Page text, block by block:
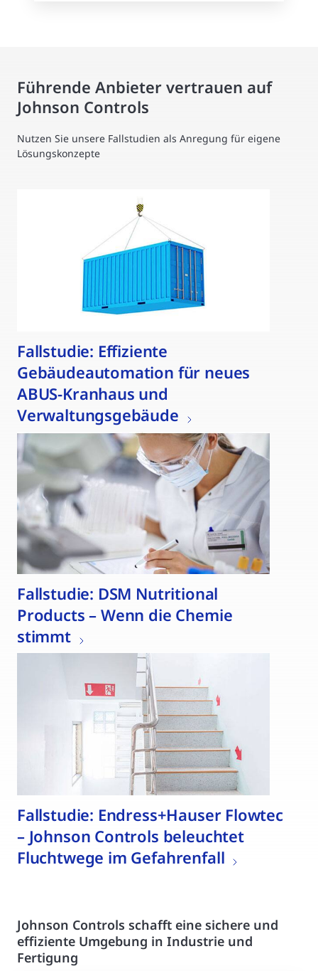
Führende Anbieter vertrauen auf
Johnson Controls
Nutzen Sie unsere Fallstudien als Anregung für eigene
Lösungskonzepte
Fallstudie: Effiziente
Gebäudeautomation für neues
ABUS-Kranhaus und
Verwaltungsgebäude
Fallstudie: DSM Nutritional
Products – Wenn die Chemie
stimmt
Fallstudie: Endress+Hauser Flowtec
– Johnson Controls beleuchtet
Fluchtwege im Gefahrenfall
Johnson Controls schafft eine sichere und
effiziente Umgebung in Industrie und
Fertigung